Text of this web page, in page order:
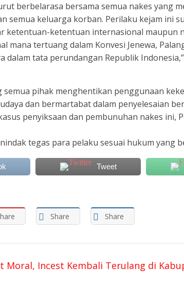
berbelarasa bersama semua nakes yang
semua keluarga korban. Perilaku kejam ini
ketentuan-ketentuan internasional maupun
mana tertuang dalam Konvesi Jenewa,
dalam tata perundangan Republik
pihak menghentikan penggunaan
dan bermartabat dalam penyelesaian
penyiksaan dan pembunuhan nakes ini,
tegas para pelaku sesuai hukum yang
Tweet
Share Share
Moral, Incest Kembali Terulang di